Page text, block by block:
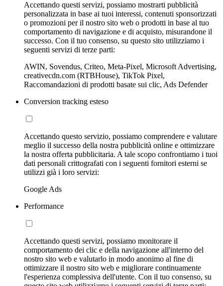
Accettando questi servizi, possiamo mostrarti pubblicità
personalizzata in base ai tuoi interessi, contenuti sponsorizzati
o promozioni per il nostro sito web o prodotti in base al tuo
comportamento di navigazione e di acquisto, misurandone il
successo. Con il tuo consenso, su questo sito utilizziamo i
seguenti servizi di terze parti:
AWIN, Sovendus, Criteo, Meta-Pixel, Microsoft Advertising,
creativecdn.com (RTBHouse), TikTok Pixel,
Raccomandazioni di prodotti basate sui clic, Ads Defender
Conversion tracking esteso
Accettando questo servizio, possiamo comprendere e valutare
meglio il successo della nostra pubblicità online e ottimizzare
la nostra offerta pubblicitaria. A tale scopo confrontiamo i tuoi
dati personali crittografati con i seguenti fornitori esterni se
utilizzi già i loro servizi:
Google Ads
Performance
Accettando questi servizi, possiamo monitorare il
comportamento dei clic e della navigazione all'interno del
nostro sito web e valutarlo in modo anonimo al fine di
ottimizzare il nostro sito web e migliorare continuamente
l'esperienza complessiva dell'utente. Con il tuo consenso, su